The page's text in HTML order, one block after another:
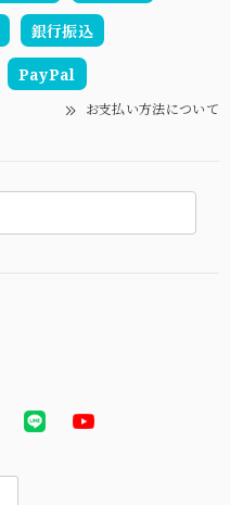
銀行振込
PayPal
お支払い方法について